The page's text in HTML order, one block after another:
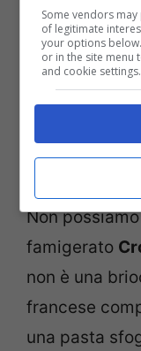
anatrae viene
naturale,
perché
particolare,
ma fatto sta
parte
Non
famigerato
non è una
francese
una pasta
Some vendors
of legitimate
your options
or in the site menu
and cookie settings.